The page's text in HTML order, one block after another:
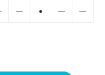
― ● ― ―